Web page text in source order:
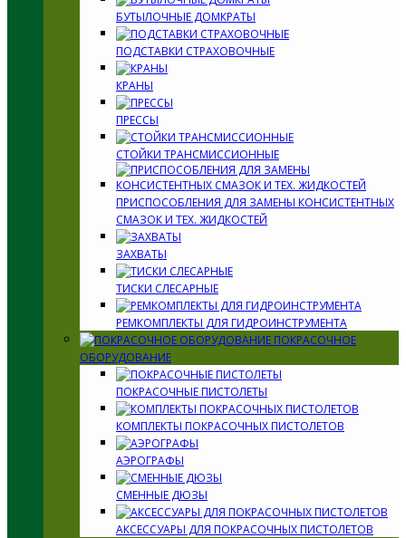
БУТЫЛОЧНЫЕ ДОМКРАТЫ
ПОДСТАВКИ СТРАХОВОЧНЫЕ
КРАНЫ
ПРЕССЫ
СТОЙКИ ТРАНСМИССИОННЫЕ
ПРИСПОСОБЛЕНИЯ ДЛЯ ЗАМЕНЫ КОНСИСТЕНТНЫХ
СМАЗОК И ТЕХ. ЖИДКОСТЕЙ
ЗАХВАТЫ
ТИСКИ СЛЕСАРНЫЕ
РЕМКОМПЛЕКТЫ ДЛЯ ГИДРОИНСТРУМЕНТА
ПОКРАСОЧНОЕ
ОБОРУДОВАНИЕ
ПОКРАСОЧНЫЕ ПИСТОЛЕТЫ
КОМПЛЕКТЫ ПОКРАСОЧНЫХ ПИСТОЛЕТОВ
АЭРОГРАФЫ
СМЕННЫЕ ДЮЗЫ
АКСЕССУАРЫ ДЛЯ ПОКРАСОЧНЫХ ПИСТОЛЕТОВ